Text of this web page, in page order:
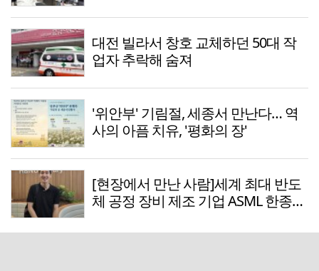
대전 빌라서 창호 교체하던 50대 작
업자 추락해 숨져
'위안부' 기림절, 세종서 만난다… 역
사의 아픔 치유, '평화의 장'
[현장에서 만난 사람]세계 최대 반도
체 공정 장비 제조 기업 ASML 한종호